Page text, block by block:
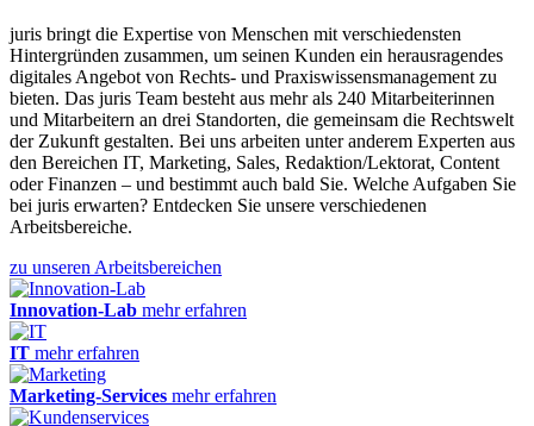
juris bringt die Expertise von Menschen mit verschiedensten
Hintergründen zusammen, um seinen Kunden ein herausragendes
digitales Angebot von Rechts- und Praxiswissensmanagement zu
bieten. Das juris Team besteht aus mehr als 240 Mitarbeiterinnen
und Mitarbeitern an drei Standorten, die gemeinsam die Rechtswelt
der Zukunft gestalten. Bei uns arbeiten unter anderem Experten aus
den Bereichen IT, Marketing, Sales, Redaktion/Lektorat, Content
oder Finanzen – und bestimmt auch bald Sie. Welche Aufgaben Sie
bei juris erwarten? Entdecken Sie unsere verschiedenen
Arbeitsbereiche.
zu unseren Arbeitsbereichen
Innovation-Lab mehr erfahren
IT mehr erfahren
Marketing-Services mehr erfahren